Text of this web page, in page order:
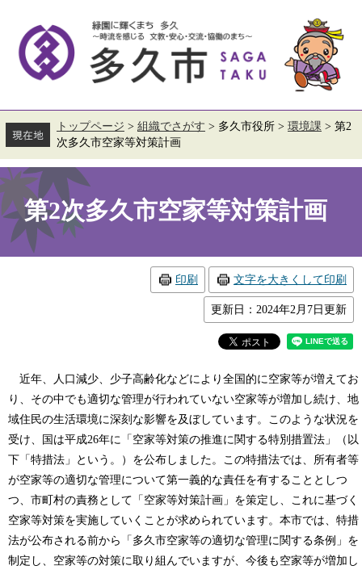
す。
し
て
へ
トップページ > 組織でさがす > 多久市役所 > 環境課 > 第2
次多久市空家等対策計画
本
文
第2次多久市空家等対策計画
印刷 文字を大きくして印刷
更新日：2024年2月7日更新
近年、人口減少、少子高齢化などにより全国的に空家等が増えてお
り、その中でも適切な管理が行われていない空家等が増加し続け、地
域住民の生活環境に深刻な影響を及ぼしています。このような状況を
受け、国は平成26年に「空家等対策の推進に関する特別措置法」（以
下「特措法」という。）を公布しました。この特措法では、所有者等
が空家等の適切な管理について第一義的な責任を有することとしつ
つ、市町村の責務として「空家等対策計画」を策定し、これに基づく
空家等対策を実施していくことが求められています。本市では、特措
法が公布される前から「多久市空家等の適切な管理に関する条例」を
制定し、空家等の対策に取り組んでいますが、今後も空家等が増加し